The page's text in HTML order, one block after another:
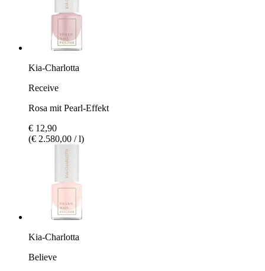
Kia-Charlotta
Receive
Rosa mit Pearl-Effekt
€ 12,90
(€ 2.580,00 / l)
Kia-Charlotta
Believe